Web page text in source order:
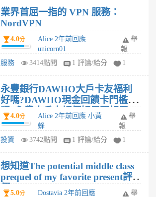
業界首屈一指的 VPN 服務：
NordVPN
4.0分
Alice 2年前回應
unicorn01
舉
報
服務
3414點閱 1 評論/給分 1
永豐銀行DAWHO大戶卡友福利
好嗎?DAWHO現金回饋卡門檻高
嗎?永豐大戶卡評價好用不好用?
4.0分
Alice 2年前回應 小黃
蜂
舉
報
投資
3742點閱 1 評論/給分 1
想知道The potential middle class
prequel of my favorite present評
價5.0分
Dostavia 2年前回應
舉